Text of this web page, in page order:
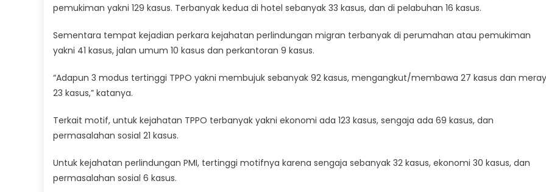
pemukiman yakni 129 kasus. Terbanyak kedua di hotel sebanyak 33 kasus, dan di pelabuhan 16 kasus.
Sementara tempat kejadian perkara kejahatan perlindungan migran terbanyak di perumahan atau pemukiman
yakni 41 kasus, jalan umum 10 kasus dan perkantoran 9 kasus.
“Adapun 3 modus tertinggi TPPO yakni membujuk sebanyak 92 kasus, mengangkut/membawa 27 kasus dan
23 kasus,” katanya.
Terkait motif, untuk kejahatan TPPO terbanyak yakni ekonomi ada 123 kasus, sengaja ada 69 kasus, dan
permasalahan sosial 21 kasus.
Untuk kejahatan perlindungan PMI, tertinggi motifnya karena sengaja sebanyak 32 kasus, ekonomi 30 kasus, dan
permasalahan sosial 6 kasus.